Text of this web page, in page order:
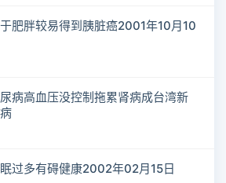
肥胖较易得到胰脏癌2001年10月10
病高血压没控制拖累肾病成台湾新
过多有碍健康2002年02月15日